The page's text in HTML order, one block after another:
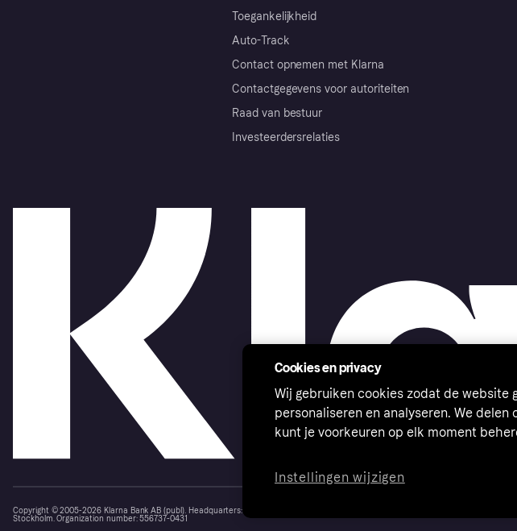
Toegankelijkheid
Auto-Track
Contact opnemen met Klarna
Contactgegevens voor autoriteiten
Raad van bestuur
Investeerdersrelaties
Copyright © 2005-2026 Klarna Bank AB (publ). Headquarters: Stockholm, Sweden. All rights reserved. Klarna Bank AB (publ). Sveavägen
Stockholm. Organization number: 556737-0431
Cookies en privacy
Wij gebruiken cookies zodat de website
personaliseren en analyseren. We
kunt je voorkeuren op elk moment
Instellingen wijzigen